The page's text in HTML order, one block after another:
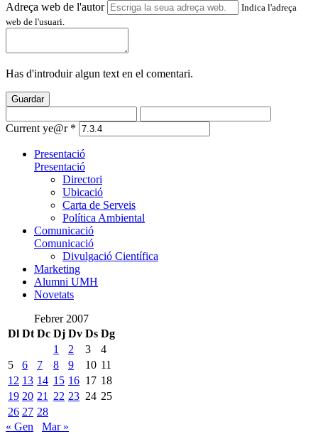
Adreça web de l'autor
Indica l'adreça
web de l'usuari.
Has d'introduir algun text en el comentari.
Guardar
Current ye@r *
Presentació
Presentació
Directori
Ubicació
Carta de Serveis
Política Ambiental
Comunicació
Comunicació
Divulgació Científica
Marketing
Alumni UMH
Novetats
Febrer 2007
Dl Dt Dc Dj Dv Ds Dg
1
2 3
4
5
6 7 8 9 10 11
12 13 14 15 16 17 18
19 20 21 22 23 24 25
26 27 28
« Gen
Mar »